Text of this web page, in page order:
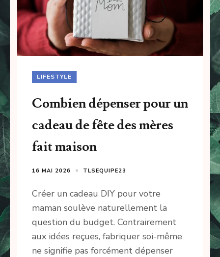
LIFESTYLE
Combien dépenser pour un
cadeau de fête des mères
fait maison
16 MAI 2026 TLSEQUIPE23
Créer un cadeau DIY pour votre
maman soulève naturellement la
question du budget. Contrairement
aux idées reçues, fabriquer soi-même
ne signifie pas forcément dépenser